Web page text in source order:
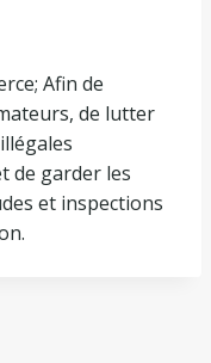
Afin de
de lutter
de garder les
et inspections